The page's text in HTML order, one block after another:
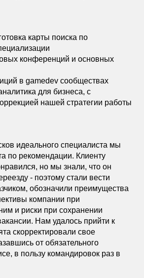
карты поиска по
конференций и основных
в gamedev сообществах
для бизнеса, с
нашей стратегии работы
идеального специалиста мы
по рекомендации. Клиенту
но мы знали, что он
- поэтому стали вести
обозначили преимущества
компании при
и риски при сохранении
Нам удалось прийти к
скорректировали свое
от обязательного
в пользу командировок раз в